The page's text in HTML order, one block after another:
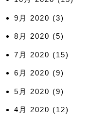
9月 2020 (3)
8月 2020 (5)
7月 2020 (15)
6月 2020 (9)
5月 2020 (9)
4月 2020 (12)